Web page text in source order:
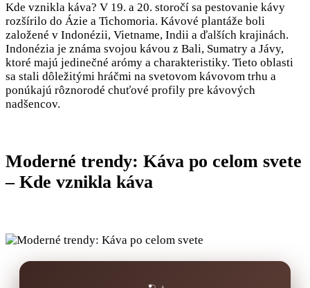
Kde vznikla káva? V 19. a 20. storočí sa pestovanie kávy
rozšírilo do Ázie a Tichomoria. Kávové plantáže boli
založené v Indonézii, Vietname, Indii a ďalších krajinách.
Indonézia je známa svojou kávou z Bali, Sumatry a Jávy,
ktoré majú jedinečné arómy a charakteristiky. Tieto oblasti
sa stali dôležitými hráčmi na svetovom kávovom trhu a
ponúkajú rôznorodé chuťové profily pre kávových
nadšencov.
Moderné trendy: Káva po celom svete
– Kde vznikla káva